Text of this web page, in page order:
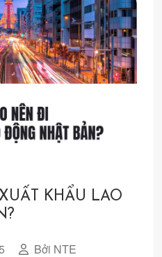
KHẨU LAO
Bởi NTE